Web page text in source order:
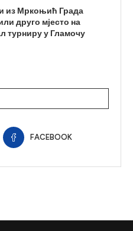
из Мркоњић Града
друго мјесто на
турниру у Гламочу
FACEBOOK